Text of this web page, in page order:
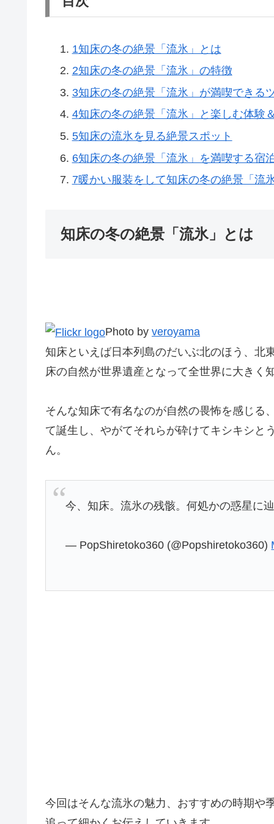
1知床の冬の絶景「流氷」とは
2知床の冬の絶景「流氷」の特徴
3知床の冬の絶景「流氷」が満喫できる
4知床の冬の絶景「流氷」と楽しむ体験
5知床の流氷を見る絶景スポット
6知床の冬の絶景「流氷」を満喫する宿
7暖かい服装をして知床の冬の絶景「流
知床の冬の絶景「流氷」とは
Photo by veroyama
知床といえば日本列島のだいぶ北のほう、北
床の自然が世界遺産となって全世界に大きく
そんな知床で有名なのが自然の畏怖を感じる
て誕生し、やがてそれらが砕けてキシキシと
ん。
今、知床。流氷の残骸。何処かの惑星に
— PopShiretoko360 (@Popshiretoko360)
今回はそんな流氷の魅力、おすすめの時期や